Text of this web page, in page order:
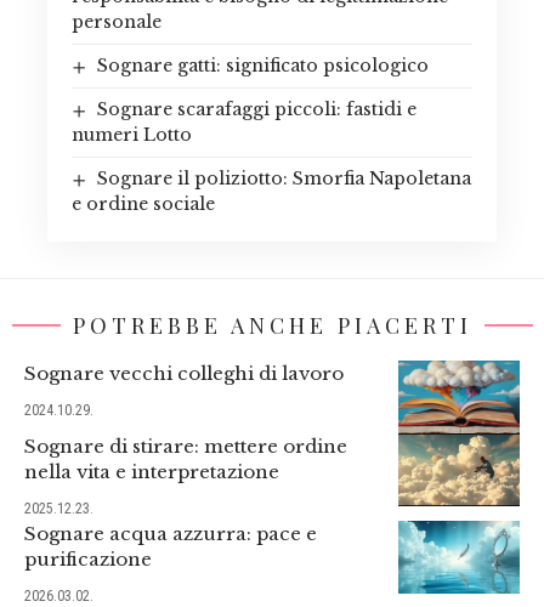
personale
Sognare gatti: significato psicologico
Sognare scarafaggi piccoli: fastidi e
numeri Lotto
Sognare il poliziotto: Smorfia Napoletana
e ordine sociale
POTREBBE ANCHE PIACERTI
Sognare vecchi colleghi di lavoro
2024.10.29.
Sognare di stirare: mettere ordine
nella vita e interpretazione
2025.12.23.
Sognare acqua azzurra: pace e
purificazione
2026.03.02.